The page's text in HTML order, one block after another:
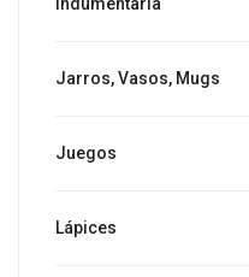
Jarros, Vasos, Mugs
Juegos
Lápices